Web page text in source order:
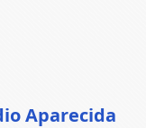
Aparecida